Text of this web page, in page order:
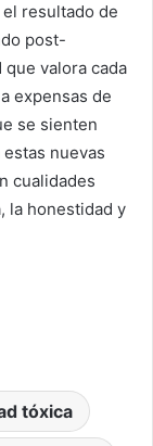
resultado de
post-
que valora cada
expensas de
se sienten
nuevas
cualidades
la honestidad y
tóxica